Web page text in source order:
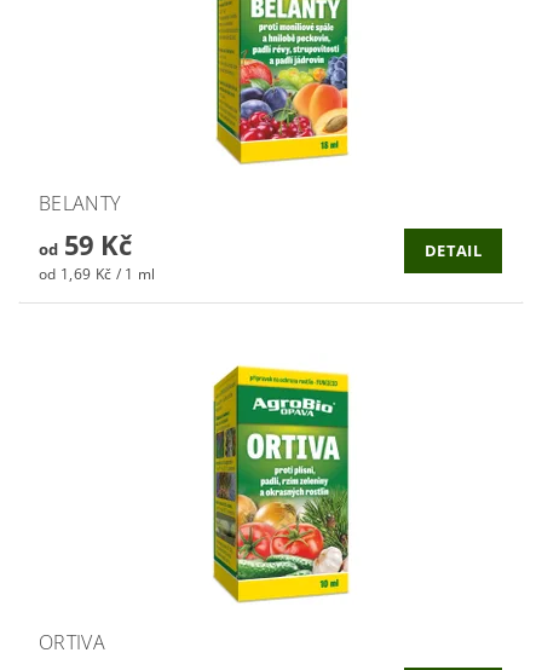
BELANTY
od59 Kč
od 1,69 Kč / 1 ml
DETAIL
ORTIVA